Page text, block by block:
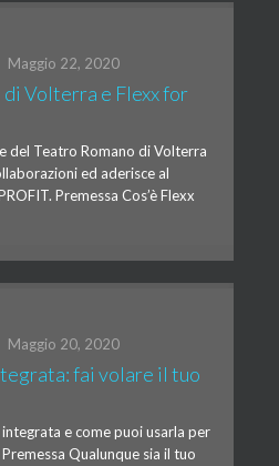
Maggio 22, 2020
Volterra e Flexx for
del Teatro Romano di Volterra
ed aderisce al
Premessa Cos’è Flexx
Maggio 20, 2020
fai volare il tuo
integrata e come puoi usarla per
Qualunque sia il tuo